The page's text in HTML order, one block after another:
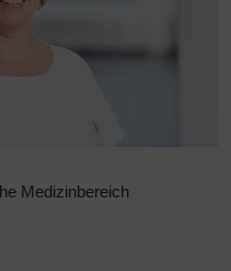
Medizinbereich